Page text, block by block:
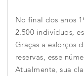
No final dos anos
2.500 indivíduos,
Graças a esforços
reservas, esse
Atualmente, sua